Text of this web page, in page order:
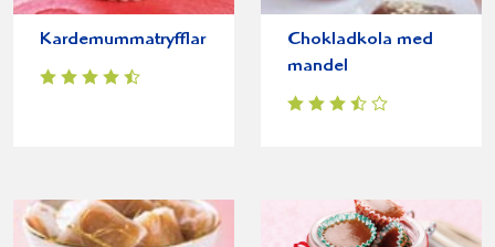
Kardemummatryfflar
Chokladkola med
mandel